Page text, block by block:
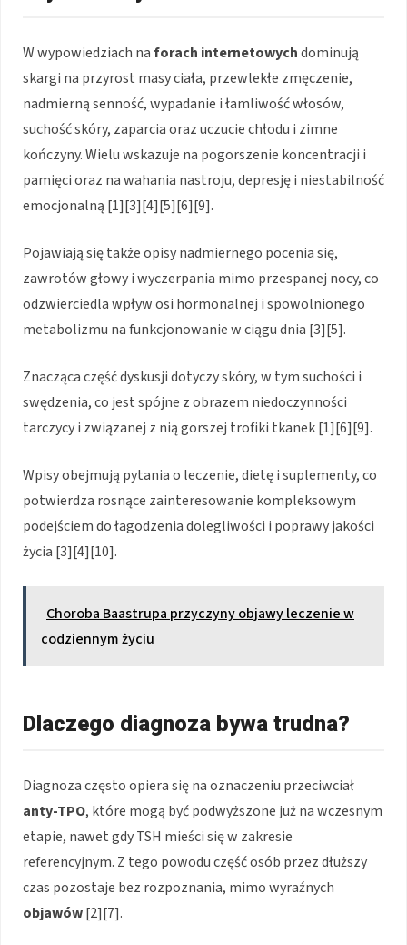
W wypowiedziach naforach internetowychdominują
skargi na przyrost masy ciała, przewlekłe zmęczenie,
nadmierną senność, wypadanie i łamliwość włosów,
suchość skóry, zaparcia oraz uczucie chłodu i zimne
kończyny. Wielu wskazuje na pogorszenie koncentracji i
pamięci oraz na wahania nastroju, depresję i niestabilność
emocjonalną [1][3][4][5][6][9].
Pojawiają się także opisy nadmiernego pocenia się,
zawrotów głowy i wyczerpania mimo przespanej nocy, co
odzwierciedla wpływ osi hormonalnej i spowolnionego
metabolizmu na funkcjonowanie w ciągu dnia [3][5].
Znacząca część dyskusji dotyczy skóry, w tym suchości i
swędzenia, co jest spójne z obrazem niedoczynności
tarczycy i związanej z nią gorszej trofiki tkanek [1][6][9].
Wpisy obejmują pytania o leczenie, dietę i suplementy, co
potwierdza rosnące zainteresowanie kompleksowym
podejściem do łagodzenia dolegliwości i poprawy jakości
życia [3][4][10].
Choroba Baastrupa przyczyny objawy leczenie w
codziennym życiu
Dlaczego diagnoza bywa trudna?
Diagnoza często opiera się na oznaczeniu przeciwciał
anty-TPO, które mogą być podwyższone już na wczesnym
etapie, nawet gdy TSH mieści się w zakresie
referencyjnym. Z tego powodu część osób przez dłuższy
czas pozostaje bez rozpoznania, mimo wyraźnych
objawów[2][7].